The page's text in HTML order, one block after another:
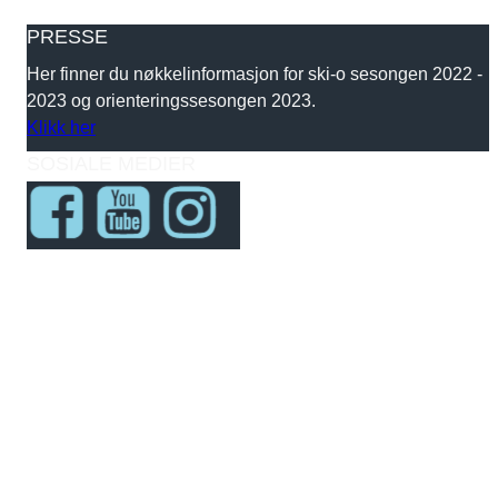
PRESSE
Her finner du nøkkelinformasjon for ski-o sesongen 2022 -
2023 og orienteringssesongen 2023.
Klikk her